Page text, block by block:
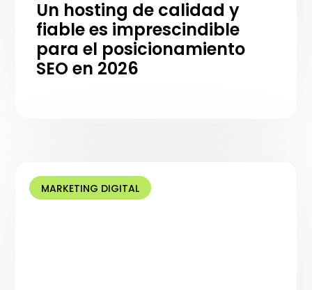
Un hosting de calidad y
fiable es imprescindible
para el posicionamiento
SEO en 2026
MARKETING DIGITAL